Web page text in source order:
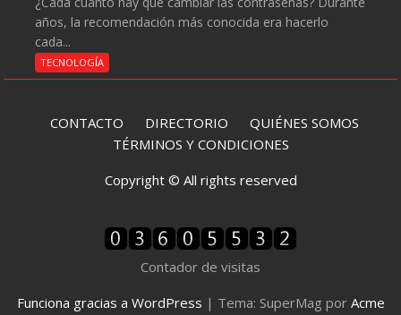
años, la recomendación más conocida era hacerlo
cada...
TECNOLOGÍA
CONTACTO DIRECTORIO QUIÉNES SOMOS
TÉRMINOS Y CONDICIONES
Copyright © All rights reserved
Contador de visitas
Funciona gracias a WordPress | Tema: SuperMag por Acme